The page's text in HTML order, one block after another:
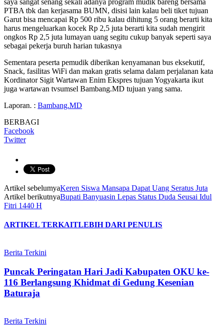
PTBA tbk dan kerjasama BUMN, disisi lain kalau beli tiket tujuan
Garut bisa mencapai Rp 500 ribu kalau dihitung 5 orang berarti kita
harus mengeluarkan kocek Rp 2,5 juta berarti kita sudah mengirit
ongkos Rp 2,5 juta lumayan uang segitu cukup banyak seperti saya
sebagai pekerja buruh harian tukasnya
Sementara peserta pemudik diberikan kenyamanan bus eksekutif,
Snack, fasilitas WiFi dan makan gratis selama dalam perjalanan kata
Kordinator Sigit Wartawan Enim Ekspres tujuan Yogyakarta ikut
juga wartawan tvsumsel Bambang.MD tujuan yang sama.
Laporan. : Bambang.MD
BERBAGI
Facebook
Twitter
Artikel sebelumyaKeren Siswa Mansapa Dapat Uang Seratus Juta
Artikel berikutnyaBupati Banyuasin Lepas Status Duda Seusai Idul
Fitri 1440 H
ARTIKEL TERKAITLEBIH DARI PENULIS
Berita Terkini
Puncak Peringatan Hari Jadi Kabupaten OKU ke-
116 Berlangsung Khidmat di Gedung Kesenian
Baturaja
Berita Terkini